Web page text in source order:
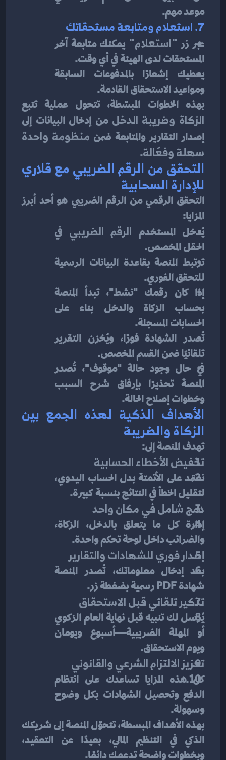
موعد مهم.
7. استعلام ومتابعة مستحقاتك
عبر زر "استعلام" يمكنك متابعة آخر
المستحقات لدى الهيئة في أي وقت.
يعطيك إشعارًا بالمدفوعات السابقة
ومواعيد الاستحقاق القادمة.
بهذه الخطوات المبسّطة، تتحول عملية تتبع
الزكاة وضريبة الدخل
إصدار التقارير والمتابعة ضمن
سهلة وفعّالة.
للإدارة السحابية
التحقق الرقمي من الرقم الضريبي هو أحد أبرز
المزايا:
يُدخل المستخدم الرقم الضريبي
الحقل المخصص.
ترتبط المنصة بقاعدة البيانات الرسمية
للتحقق الفوري.
إذا كان رقمك "نشط"، تبدأ المنصة
الحسابات المسجلة.
تُصدر الشهادة فورًا، ويُخزن التقرير
تلقائيًا ضمن القسم المخصص.
في حال وجود حالة "موقوف"، تُصدر
وخطوات إصلاح الحالة.
الزكاة والضريبة
تهدف المنصة إلى:
تخفيض الأخطاء الحسابية
لتقليل الخطأ في النتائج بنسبة كبيرة.
دمج شامل في مكان واحد
والضرائب داخل لوحة تحكم واحدة.
إصدار فوري للشهادات والتقارير
بعد إدخال معلوماتك، تُصدر المنصة
شهادة PDF رسمية بضغطة زر.
تذكير تلقائي قبل الاستحقاق
ويوم الاستحقاق.
تعزيز الالتزام الشرعي والقانوني
وسهولة.
وبخطوات واضحة تدعمك دائمًا.